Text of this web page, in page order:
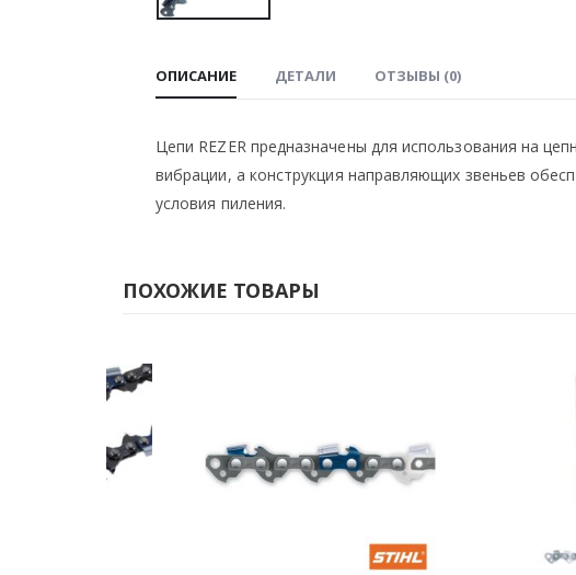
ОПИСАНИЕ ДЕТАЛИ ОТЗЫВЫ (0)
Цепи REZER предназначены для использования на
вибрации, а конструкция направляющих звеньев
условия пиления.
ПОХОЖИЕ ТОВАРЫ